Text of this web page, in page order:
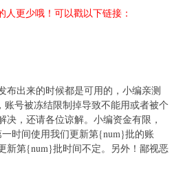
更少哦！可以戳以下链接：
布出来的时候都是可用的，小编亲测
号被冻结限制掉导致不能用或者被个
，还请各位谅解。小编资金有限，
时间使用我们更新第{num}批的账
新第{num}批时间不定。另外！鄙视恶